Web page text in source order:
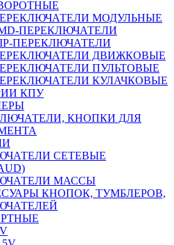
МОДУЛЬНЫЕ
ПЕРЕКЛЮЧАТЕЛИ
ПЕРЕКЛЮЧАТЕЛИ
ДВИЖКОВЫЕ
ПУЛЬТОВЫЕ
КУЛАЧКОВЫЕ
КПУ
КНОПКИ ДЛЯ
СЕТЕВЫЕ
МАССЫ
КНОПОК, ТУМБЛЕРОВ,